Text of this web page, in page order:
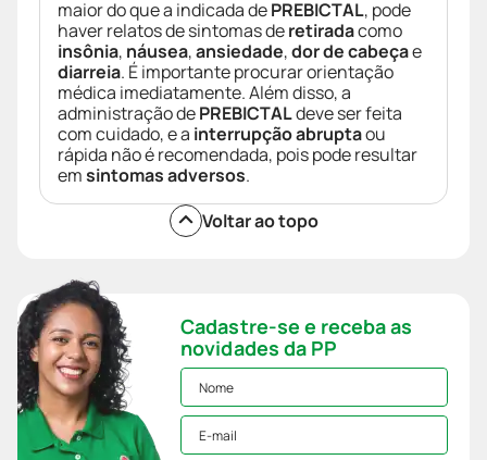
maior do que a indicada dePREBICTAL, pode
haver relatos de sintomas deretiradacomo
insônia, náusea,ansiedade,dor de cabeçae
diarreia. É importante procurar orientação
médica imediatamente. Além disso, a
administração dePREBICTALdeve ser feita
com cuidado, e a interrupção abruptaou
rápida não é recomendada, pois pode resultar
emsintomas adversos.
Voltar ao topo
Cadastre-se e receba as
novidades da PP